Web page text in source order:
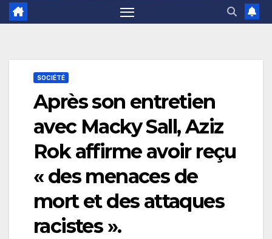
SOCIÉTÉ
Après son entretien
avec Macky Sall, Aziz
Rok affirme avoir reçu
« des menaces de
mort et des attaques
racistes ».